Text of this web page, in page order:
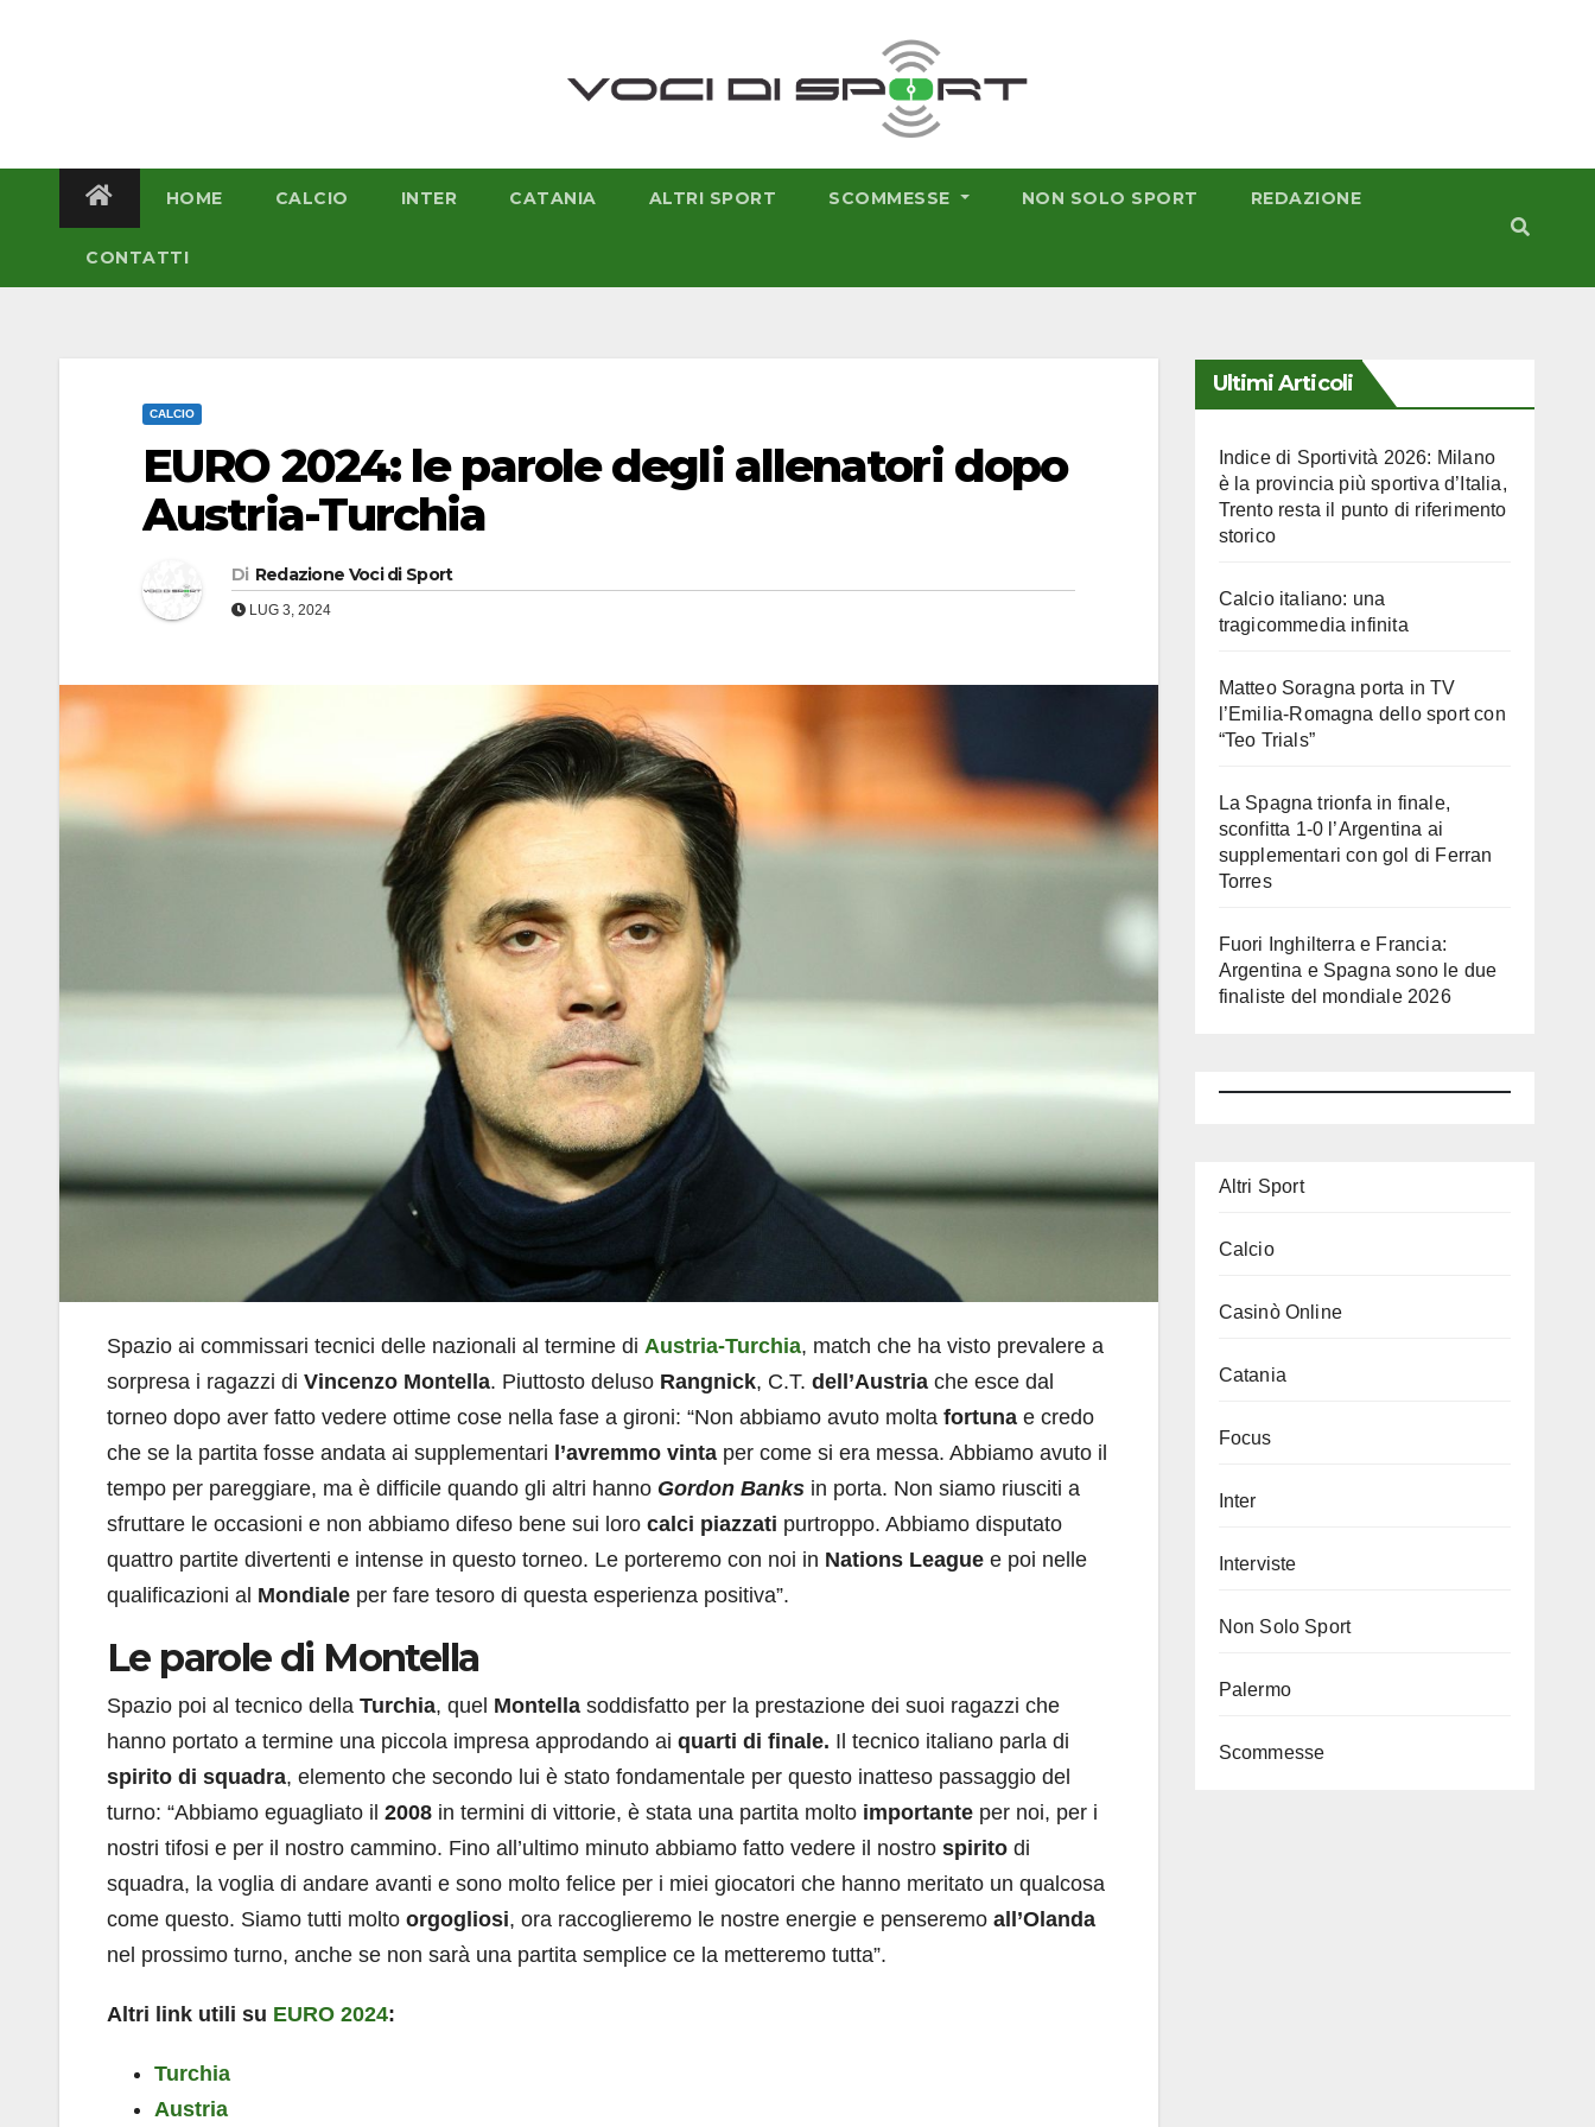
HOME CALCIO INTER CATANIA ALTRI SPORT SCOMMESSE NON SOLO SPORT REDAZIONE
CONTATTI
CALCIO
EURO 2024: le parole degli allenatori dopo
Austria-Turchia
Di Redazione Voci di Sport
LUG 3, 2024
Spazio ai commissari tecnici delle nazionali al termine di Austria-Turchia, match che ha visto prevalere a
sorpresa i ragazzi di Vincenzo Montella. Piuttosto deluso Rangnick, C.T. dell’Austria che esce dal
torneo dopo aver fatto vedere ottime cose nella fase a gironi: “Non abbiamo avuto molta fortuna e credo
che se la partita fosse andata ai supplementari l’avremmo vinta per come si era messa. Abbiamo avuto il
tempo per pareggiare, ma è difficile quando gli altri hanno Gordon Banks in porta. Non siamo riusciti a
sfruttare le occasioni e non abbiamo difeso bene sui loro calci piazzati purtroppo. Abbiamo disputato
quattro partite divertenti e intense in questo torneo. Le porteremo con noi in Nations League e poi nelle
qualificazioni al Mondiale per fare tesoro di questa esperienza positiva”.
Le parole di Montella
Spazio poi al tecnico della Turchia, quel Montella soddisfatto per la prestazione dei suoi ragazzi che
hanno portato a termine una piccola impresa approdando ai quarti di finale. Il tecnico italiano parla di
spirito di squadra, elemento che secondo lui è stato fondamentale per questo inatteso passaggio del
turno: “Abbiamo eguagliato il 2008 in termini di vittorie, è stata una partita molto importante per noi, per i
nostri tifosi e per il nostro cammino. Fino all’ultimo minuto abbiamo fatto vedere il nostro spirito di
squadra, la voglia di andare avanti e sono molto felice per i miei giocatori che hanno meritato un qualcosa
come questo. Siamo tutti molto orgogliosi, ora raccoglieremo le nostre energie e penseremo all’Olanda
nel prossimo turno, anche se non sarà una partita semplice ce la metteremo tutta”.
Altri link utili su EURO 2024:
Turchia
Austria
Ultimi Articoli
Indice di Sportività 2026: Milano
è la provincia più sportiva d’Italia,
Trento resta il punto di riferimento
storico
Calcio italiano: una
tragicommedia infinita
Matteo Soragna porta in TV
l’Emilia-Romagna dello sport con
“Teo Trials”
La Spagna trionfa in finale,
sconfitta 1-0 l’Argentina ai
supplementari con gol di Ferran
Torres
Fuori Inghilterra e Francia:
Argentina e Spagna sono le due
finaliste del mondiale 2026
Altri Sport
Calcio
Casinò Online
Catania
Focus
Inter
Interviste
Non Solo Sport
Palermo
Scommesse